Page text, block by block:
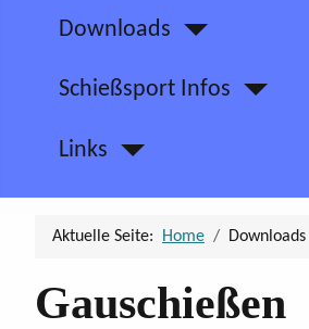
Downloads
Schießsport Infos
Links
Aktuelle Seite: Home Downloads
Gauschießen